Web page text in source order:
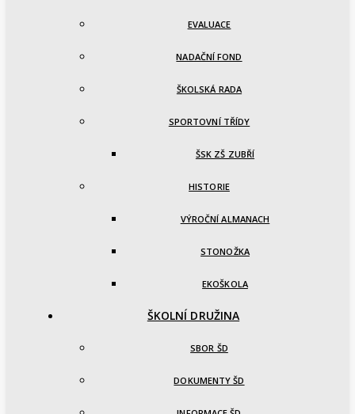
EVALUACE
NADAČNÍ FOND
ŠKOLSKÁ RADA
SPORTOVNÍ TŘÍDY
ŠSK ZŠ ZUBŘÍ
HISTORIE
VÝROČNÍ ALMANACH
STONOŽKA
EKOŠKOLA
ŠKOLNÍ DRUŽINA
SBOR ŠD
DOKUMENTY ŠD